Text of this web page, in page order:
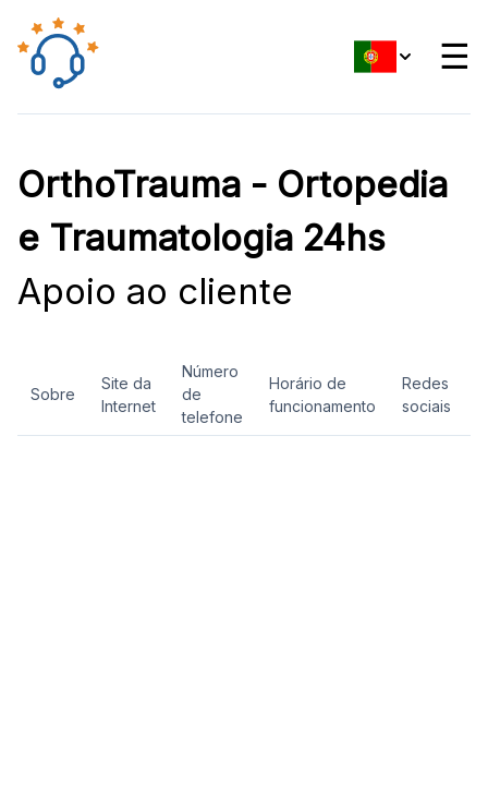
☰
OrthoTrauma - Ortopedia
e Traumatologia 24hs
Apoio ao cliente
Sobre
Site da
Internet
Número
de
telefone
Horário de
funcionamento
Redes
sociais